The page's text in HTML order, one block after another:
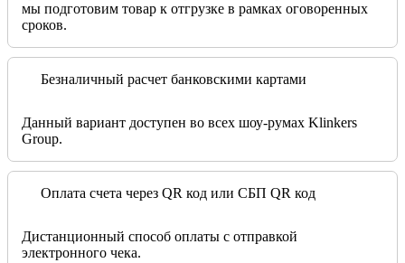
мы подготовим товар к отгрузке в рамках оговоренных
сроков.
Безналичный расчет банковскими картами
Данный вариант доступен во всех шоу-румах Klinkers
Group.
Оплата счета через QR код или СБП QR код
Дистанционный способ оплаты с отправкой
электронного чека.